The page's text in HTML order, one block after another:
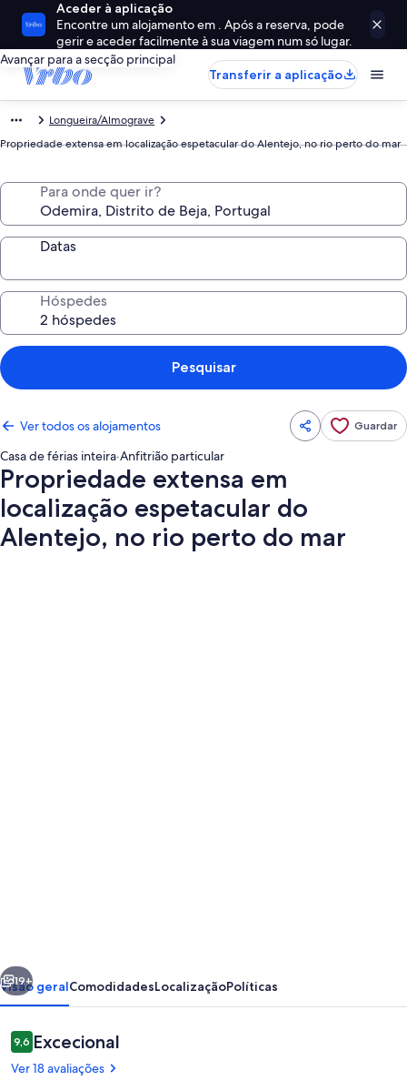
Aceder à aplicação
Encontre um alojamento em . Após a reserva, pode
gerir e aceder facilmente à sua viagem num só lugar.
Avançar para a secção principal
Transferir a aplicação
Longueira/Almograve
Propriedade extensa em localização espetacular do Alentejo, no rio perto do mar
Para onde quer ir?
Datas
Hóspedes
Pesquisar
Ver todos os alojamentos Guardar
Casa de férias inteira·Anfitrião particular
Propriedade extensa em
localização espetacular do
Alentejo, no rio perto do mar
espetacular
do
Alentejo,
no
Seguinte
19+
Visão geralComodidadesLocalizaçãoPolíticas
Avaliações
9,69,6 em 10
Excecional
Ver 18 avaliações